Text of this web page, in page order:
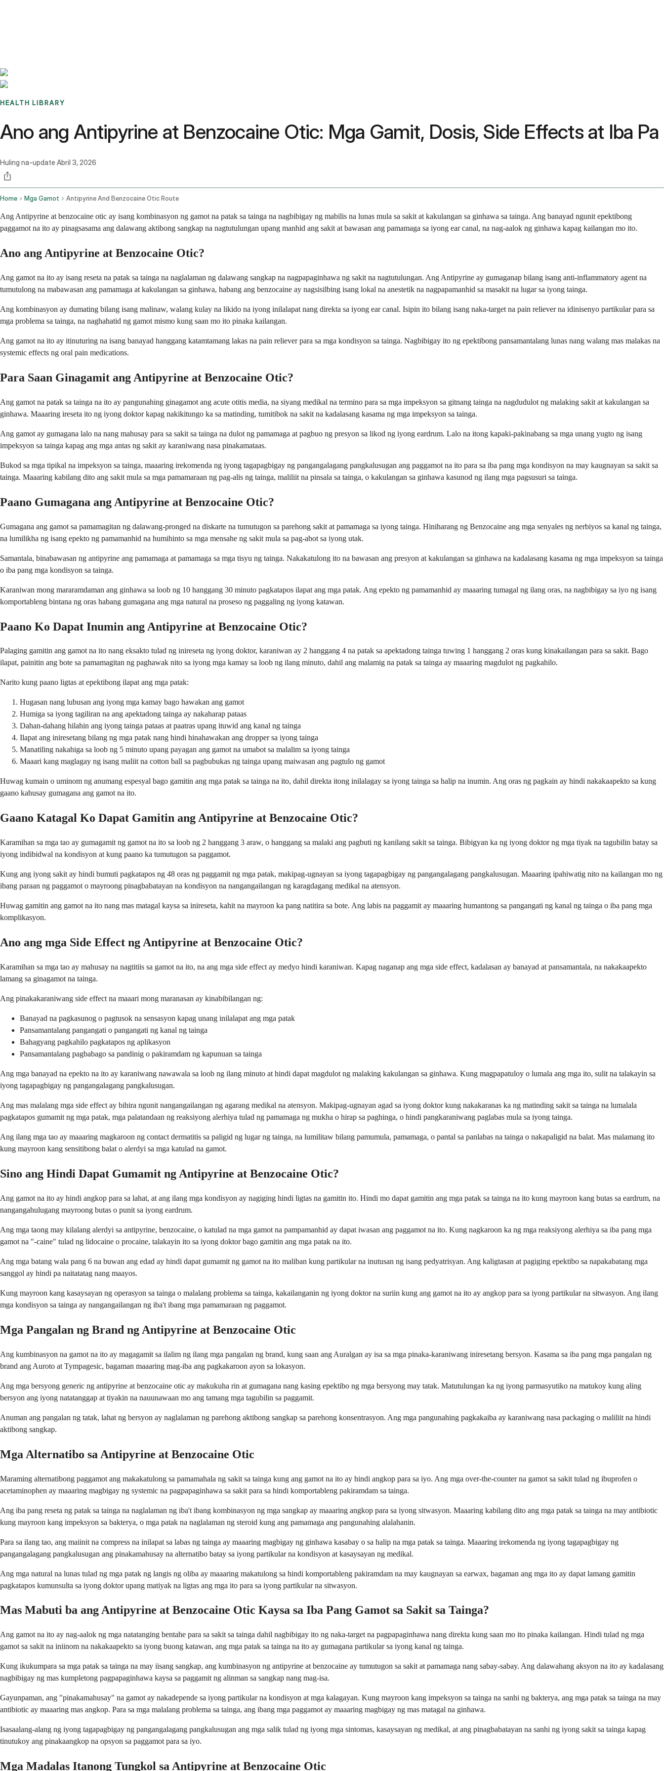
HEALTH LIBRARY
Ano ang Antipyrine at Benzocaine Otic: Mga Gamit, Dosis, Side Effects at Iba Pa
Huling na-update Abril 3, 2026
Home Mga Gamot Antipyrine And Benzocaine Otic Route
Ang Antipyrine at benzocaine otic ay isang kombinasyon ng gamot na patak sa tainga na nagbibigay ng mabilis na lunas mula sa sakit at kakulangan sa ginhawa sa tainga. Ang banayad ngunit epektibong
paggamot na ito ay pinagsasama ang dalawang aktibong sangkap na nagtutulungan upang manhid ang sakit at bawasan ang pamamaga sa iyong ear canal, na nag-aalok ng ginhawa kapag kailangan mo ito.
Ano ang Antipyrine at Benzocaine Otic?
Ang gamot na ito ay isang reseta na patak sa tainga na naglalaman ng dalawang sangkap na nagpapaginhawa ng sakit na nagtutulungan. Ang Antipyrine ay gumaganap bilang isang anti-inflammatory agent na
tumutulong na mabawasan ang pamamaga at kakulangan sa ginhawa, habang ang benzocaine ay nagsisilbing isang lokal na anestetik na nagpapamanhid sa masakit na lugar sa iyong tainga.
Ang kombinasyon ay dumating bilang isang malinaw, walang kulay na likido na iyong inilalapat nang direkta sa iyong ear canal. Isipin ito bilang isang naka-target na pain reliever na idinisenyo partikular para sa
mga problema sa tainga, na naghahatid ng gamot mismo kung saan mo ito pinaka kailangan.
Ang gamot na ito ay itinuturing na isang banayad hanggang katamtamang lakas na pain reliever para sa mga kondisyon sa tainga. Nagbibigay ito ng epektibong pansamantalang lunas nang walang mas malakas na
systemic effects ng oral pain medications.
Para Saan Ginagamit ang Antipyrine at Benzocaine Otic?
Ang gamot na patak sa tainga na ito ay pangunahing ginagamot ang acute otitis media, na siyang medikal na termino para sa mga impeksyon sa gitnang tainga na nagdudulot ng malaking sakit at kakulangan sa
ginhawa. Maaaring ireseta ito ng iyong doktor kapag nakikitungo ka sa matinding, tumitibok na sakit na kadalasang kasama ng mga impeksyon sa tainga.
Ang gamot ay gumagana lalo na nang mahusay para sa sakit sa tainga na dulot ng pamamaga at pagbuo ng presyon sa likod ng iyong eardrum. Lalo na itong kapaki-pakinabang sa mga unang yugto ng isang
impeksyon sa tainga kapag ang mga antas ng sakit ay karaniwang nasa pinakamataas.
Bukod sa mga tipikal na impeksyon sa tainga, maaaring irekomenda ng iyong tagapagbigay ng pangangalagang pangkalusugan ang paggamot na ito para sa iba pang mga kondisyon na may kaugnayan sa sakit sa
tainga. Maaaring kabilang dito ang sakit mula sa mga pamamaraan ng pag-alis ng tainga, maliliit na pinsala sa tainga, o kakulangan sa ginhawa kasunod ng ilang mga pagsusuri sa tainga.
Paano Gumagana ang Antipyrine at Benzocaine Otic?
Gumagana ang gamot sa pamamagitan ng dalawang-pronged na diskarte na tumutugon sa parehong sakit at pamamaga sa iyong tainga. Hiniharang ng Benzocaine ang mga senyales ng nerbiyos sa kanal ng tainga,
na lumilikha ng isang epekto ng pamamanhid na humihinto sa mga mensahe ng sakit mula sa pag-abot sa iyong utak.
Samantala, binabawasan ng antipyrine ang pamamaga at pamamaga sa mga tisyu ng tainga. Nakakatulong ito na bawasan ang presyon at kakulangan sa ginhawa na kadalasang kasama ng mga impeksyon sa tainga
o iba pang mga kondisyon sa tainga.
Karaniwan mong mararamdaman ang ginhawa sa loob ng 10 hanggang 30 minuto pagkatapos ilapat ang mga patak. Ang epekto ng pamamanhid ay maaaring tumagal ng ilang oras, na nagbibigay sa iyo ng isang
komportableng bintana ng oras habang gumagana ang mga natural na proseso ng paggaling ng iyong katawan.
Paano Ko Dapat Inumin ang Antipyrine at Benzocaine Otic?
Palaging gamitin ang gamot na ito nang eksakto tulad ng inireseta ng iyong doktor, karaniwan ay 2 hanggang 4 na patak sa apektadong tainga tuwing 1 hanggang 2 oras kung kinakailangan para sa sakit. Bago
ilapat, painitin ang bote sa pamamagitan ng paghawak nito sa iyong mga kamay sa loob ng ilang minuto, dahil ang malamig na patak sa tainga ay maaaring magdulot ng pagkahilo.
Narito kung paano ligtas at epektibong ilapat ang mga patak:
Hugasan nang lubusan ang iyong mga kamay bago hawakan ang gamot
Humiga sa iyong tagiliran na ang apektadong tainga ay nakaharap pataas
Dahan-dahang hilahin ang iyong tainga pataas at paatras upang ituwid ang kanal ng tainga
Ilapat ang iniresetang bilang ng mga patak nang hindi hinahawakan ang dropper sa iyong tainga
Manatiling nakahiga sa loob ng 5 minuto upang payagan ang gamot na umabot sa malalim sa iyong tainga
Maaari kang maglagay ng isang maliit na cotton ball sa pagbubukas ng tainga upang maiwasan ang pagtulo ng gamot
Huwag kumain o uminom ng anumang espesyal bago gamitin ang mga patak sa tainga na ito, dahil direkta itong inilalagay sa iyong tainga sa halip na inumin. Ang oras ng pagkain ay hindi nakakaapekto sa kung
gaano kahusay gumagana ang gamot na ito.
Gaano Katagal Ko Dapat Gamitin ang Antipyrine at Benzocaine Otic?
Karamihan sa mga tao ay gumagamit ng gamot na ito sa loob ng 2 hanggang 3 araw, o hanggang sa malaki ang pagbuti ng kanilang sakit sa tainga. Bibigyan ka ng iyong doktor ng mga tiyak na tagubilin batay sa
iyong indibidwal na kondisyon at kung paano ka tumutugon sa paggamot.
Kung ang iyong sakit ay hindi bumuti pagkatapos ng 48 oras ng paggamit ng mga patak, makipag-ugnayan sa iyong tagapagbigay ng pangangalagang pangkalusugan. Maaaring ipahiwatig nito na kailangan mo ng
ibang paraan ng paggamot o mayroong pinagbabatayan na kondisyon na nangangailangan ng karagdagang medikal na atensyon.
Huwag gamitin ang gamot na ito nang mas matagal kaysa sa inireseta, kahit na mayroon ka pang natitira sa bote. Ang labis na paggamit ay maaaring humantong sa pangangati ng kanal ng tainga o iba pang mga
komplikasyon.
Ano ang mga Side Effect ng Antipyrine at Benzocaine Otic?
Karamihan sa mga tao ay mahusay na nagtitiis sa gamot na ito, na ang mga side effect ay medyo hindi karaniwan. Kapag naganap ang mga side effect, kadalasan ay banayad at pansamantala, na nakakaapekto
lamang sa ginagamot na tainga.
Ang pinakakaraniwang side effect na maaari mong maranasan ay kinabibilangan ng:
Banayad na pagkasunog o pagtusok na sensasyon kapag unang inilalapat ang mga patak
Pansamantalang pangangati o pangangati ng kanal ng tainga
Bahagyang pagkahilo pagkatapos ng aplikasyon
Pansamantalang pagbabago sa pandinig o pakiramdam ng kapunuan sa tainga
Ang mga banayad na epekto na ito ay karaniwang nawawala sa loob ng ilang minuto at hindi dapat magdulot ng malaking kakulangan sa ginhawa. Kung magpapatuloy o lumala ang mga ito, sulit na talakayin sa
iyong tagapagbigay ng pangangalagang pangkalusugan.
Ang mas malalang mga side effect ay bihira ngunit nangangailangan ng agarang medikal na atensyon. Makipag-ugnayan agad sa iyong doktor kung nakakaranas ka ng matinding sakit sa tainga na lumalala
pagkatapos gumamit ng mga patak, mga palatandaan ng reaksiyong alerhiya tulad ng pamamaga ng mukha o hirap sa paghinga, o hindi pangkaraniwang paglabas mula sa iyong tainga.
Ang ilang mga tao ay maaaring magkaroon ng contact dermatitis sa paligid ng lugar ng tainga, na lumilitaw bilang pamumula, pamamaga, o pantal sa panlabas na tainga o nakapaligid na balat. Mas malamang ito
kung mayroon kang sensitibong balat o alerdyi sa mga katulad na gamot.
Sino ang Hindi Dapat Gumamit ng Antipyrine at Benzocaine Otic?
Ang gamot na ito ay hindi angkop para sa lahat, at ang ilang mga kondisyon ay nagiging hindi ligtas na gamitin ito. Hindi mo dapat gamitin ang mga patak sa tainga na ito kung mayroon kang butas sa eardrum, na
nangangahulugang mayroong butas o punit sa iyong eardrum.
Ang mga taong may kilalang alerdyi sa antipyrine, benzocaine, o katulad na mga gamot na pampamanhid ay dapat iwasan ang paggamot na ito. Kung nagkaroon ka ng mga reaksiyong alerhiya sa iba pang mga
gamot na "-caine" tulad ng lidocaine o procaine, talakayin ito sa iyong doktor bago gamitin ang mga patak na ito.
Ang mga batang wala pang 6 na buwan ang edad ay hindi dapat gumamit ng gamot na ito maliban kung partikular na inutusan ng isang pedyatrisyan. Ang kaligtasan at pagiging epektibo sa napakabatang mga
sanggol ay hindi pa naitatatag nang maayos.
Kung mayroon kang kasaysayan ng operasyon sa tainga o malalang problema sa tainga, kakailanganin ng iyong doktor na suriin kung ang gamot na ito ay angkop para sa iyong partikular na sitwasyon. Ang ilang
mga kondisyon sa tainga ay nangangailangan ng iba't ibang mga pamamaraan ng paggamot.
Mga Pangalan ng Brand ng Antipyrine at Benzocaine Otic
Ang kumbinasyon na gamot na ito ay magagamit sa ilalim ng ilang mga pangalan ng brand, kung saan ang Auralgan ay isa sa mga pinaka-karaniwang iniresetang bersyon. Kasama sa iba pang mga pangalan ng
brand ang Auroto at Tympagesic, bagaman maaaring mag-iba ang pagkakaroon ayon sa lokasyon.
Ang mga bersyong generic ng antipyrine at benzocaine otic ay makukuha rin at gumagana nang kasing epektibo ng mga bersyong may tatak. Matutulungan ka ng iyong parmasyutiko na matukoy kung aling
bersyon ang iyong natatanggap at tiyakin na nauunawaan mo ang tamang mga tagubilin sa paggamit.
Anuman ang pangalan ng tatak, lahat ng bersyon ay naglalaman ng parehong aktibong sangkap sa parehong konsentrasyon. Ang mga pangunahing pagkakaiba ay karaniwang nasa packaging o maliliit na hindi
aktibong sangkap.
Mga Alternatibo sa Antipyrine at Benzocaine Otic
Maraming alternatibong paggamot ang makakatulong sa pamamahala ng sakit sa tainga kung ang gamot na ito ay hindi angkop para sa iyo. Ang mga over-the-counter na gamot sa sakit tulad ng ibuprofen o
acetaminophen ay maaaring magbigay ng systemic na pagpapaginhawa sa sakit para sa hindi komportableng pakiramdam sa tainga.
Ang iba pang reseta ng patak sa tainga na naglalaman ng iba't ibang kombinasyon ng mga sangkap ay maaaring angkop para sa iyong sitwasyon. Maaaring kabilang dito ang mga patak sa tainga na may antibiotic
kung mayroon kang impeksyon sa bakterya, o mga patak na naglalaman ng steroid kung ang pamamaga ang pangunahing alalahanin.
Para sa ilang tao, ang maiinit na compress na inilapat sa labas ng tainga ay maaaring magbigay ng ginhawa kasabay o sa halip na mga patak sa tainga. Maaaring irekomenda ng iyong tagapagbigay ng
pangangalagang pangkalusugan ang pinakamahusay na alternatibo batay sa iyong partikular na kondisyon at kasaysayan ng medikal.
Ang mga natural na lunas tulad ng mga patak ng langis ng oliba ay maaaring makatulong sa hindi komportableng pakiramdam na may kaugnayan sa earwax, bagaman ang mga ito ay dapat lamang gamitin
pagkatapos kumunsulta sa iyong doktor upang matiyak na ligtas ang mga ito para sa iyong partikular na sitwasyon.
Mas Mabuti ba ang Antipyrine at Benzocaine Otic Kaysa sa Iba Pang Gamot sa Sakit sa Tainga?
Ang gamot na ito ay nag-aalok ng mga natatanging bentahe para sa sakit sa tainga dahil nagbibigay ito ng naka-target na pagpapaginhawa nang direkta kung saan mo ito pinaka kailangan. Hindi tulad ng mga
gamot sa sakit na iniinom na nakakaapekto sa iyong buong katawan, ang mga patak sa tainga na ito ay gumagana partikular sa iyong kanal ng tainga.
Kung ikukumpara sa mga patak sa tainga na may iisang sangkap, ang kumbinasyon ng antipyrine at benzocaine ay tumutugon sa sakit at pamamaga nang sabay-sabay. Ang dalawahang aksyon na ito ay kadalasang
nagbibigay ng mas kumpletong pagpapaginhawa kaysa sa paggamit ng alinman sa sangkap nang mag-isa.
Gayunpaman, ang "pinakamahusay" na gamot ay nakadepende sa iyong partikular na kondisyon at mga kalagayan. Kung mayroon kang impeksyon sa tainga na sanhi ng bakterya, ang mga patak sa tainga na may
antibiotic ay maaaring mas angkop. Para sa mga malalang problema sa tainga, ang ibang mga paggamot ay maaaring magbigay ng mas matagal na ginhawa.
Isasaalang-alang ng iyong tagapagbigay ng pangangalagang pangkalusugan ang mga salik tulad ng iyong mga sintomas, kasaysayan ng medikal, at ang pinagbabatayan na sanhi ng iyong sakit sa tainga kapag
tinutukoy ang pinakaangkop na opsyon sa paggamot para sa iyo.
Mga Madalas Itanong Tungkol sa Antipyrine at Benzocaine Otic